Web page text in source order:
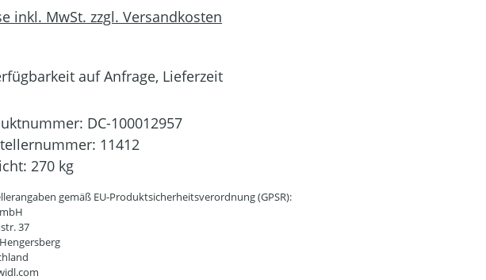
inkl. MwSt. zzgl. Versandkosten
auf Anfrage, Lieferzeit
DC-100012957
11412
270 kg
gemäß EU-Produktsicherheitsverordnung (GPSR):
37